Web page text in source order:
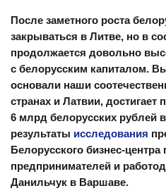
После заметного роста
закрываться в Литве, но в
продолжается довольно
с белорусским капиталом.
основали наши
странах и Латвии,
6 млрд белорусских рублей
результаты исследования
Белорусского бизнес-
предпринимателей и
Данильчук в Варшаве.